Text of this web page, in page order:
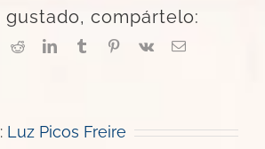
gustado, compártelo:
RedditLinkedInTumblrPinterest
Vk
Correo
Luz Picos Freire